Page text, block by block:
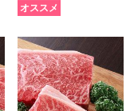
オススメ